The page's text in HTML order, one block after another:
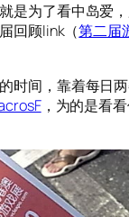
是为了看中岛爱
回顾link（第二届
时间，靠着每日
，为的是看